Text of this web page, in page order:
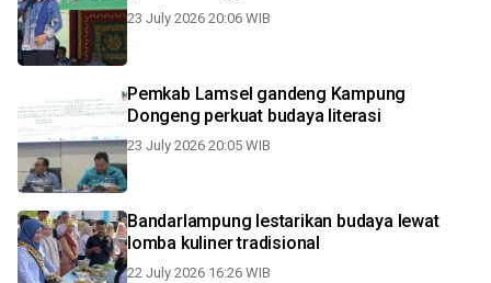
23 July 2026 20:06 WIB
Pemkab Lamsel gandeng Kampung
Dongeng perkuat budaya literasi
23 July 2026 20:05 WIB
Bandarlampung lestarikan budaya lewat
lomba kuliner tradisional
22 July 2026 16:26 WIB